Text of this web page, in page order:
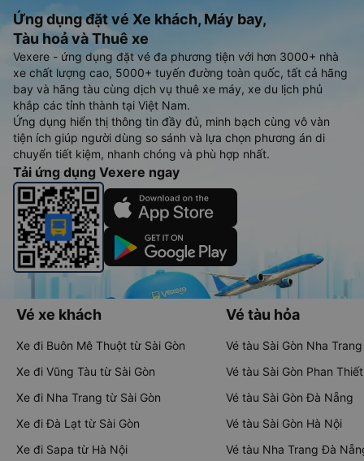
Ứng dụng đặt vé Xe khách, Máy bay,
Tàu hoả và Thuê xe
Vexere - ứng dụng đặt vé đa phương tiện với hơn 3000+ nhà
xe chất lượng cao, 5000+ tuyến đường toàn quốc, tất cả hãng
bay và hãng tàu cùng dịch vụ thuê xe máy, xe du lịch phủ
khắp các tỉnh thành tại Việt Nam.
Ứng dụng hiển thị thông tin đầy đủ, minh bạch cùng vô vàn
tiện ích giúp người dùng so sánh và lựa chọn phương án di
chuyển tiết kiệm, nhanh chóng và phù hợp nhất.
Tải ứng dụng Vexere ngay
Vé xe khách
Xe đi Buôn Mê Thuột từ Sài Gòn
Xe đi Vũng Tàu từ Sài Gòn
Xe đi Nha Trang từ Sài Gòn
Xe đi Đà Lạt từ Sài Gòn
Xe đi Sapa từ Hà Nội
Vé tàu hỏa
Vé tàu Sài Gòn Nha Trang
Vé tàu Sài Gòn Phan Thiết
Vé tàu Sài Gòn Đà Nẵng
Vé tàu Sài Gòn Hà Nội
Vé tàu Nha Trang Đà